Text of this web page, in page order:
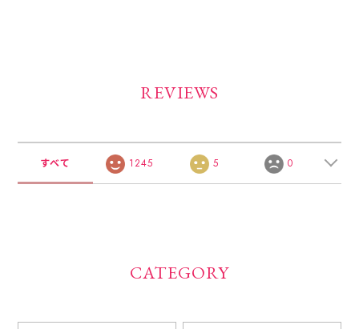
REVIEWS
すべて 1245 5 0
CATEGORY